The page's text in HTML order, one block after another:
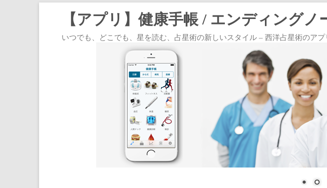
【アプリ】健康手帳 / エンディング
いつでも、どこでも、星を読む、占星術の新しいスタイル – 西洋占星術のア